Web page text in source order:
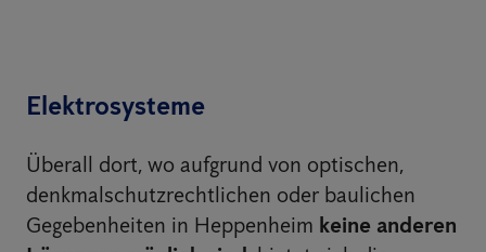
Elektrosysteme
Überall dort, wo aufgrund von optischen,
denkmalschutzrechtlichen oder baulichen
Gegebenheiten in Heppenheim keine anderen